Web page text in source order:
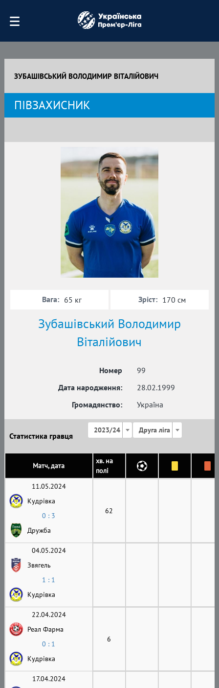
ЗУБАШІВСЬКИЙ ВОЛОДИМИР ВІТАЛІЙОВИЧ
ПІВЗАХИСНИК
Зубашівський Володимир
Віталійович
Номер
99
Дата народження:
28.02.1999
Громадянство:
Україна
Вага: 65 кг Зріст: 170 см
Статистика гравця
2023/24 Друга ліга
Матч, дата
хв. на
полі
11.05.2024
Кудрівка
0 : 3
Дружба
62
04.05.2024
Звягель
1 : 1
Кудрівка
22.04.2024
Реал Фарма
0 : 1
Кудрівка
6
17.04.2024